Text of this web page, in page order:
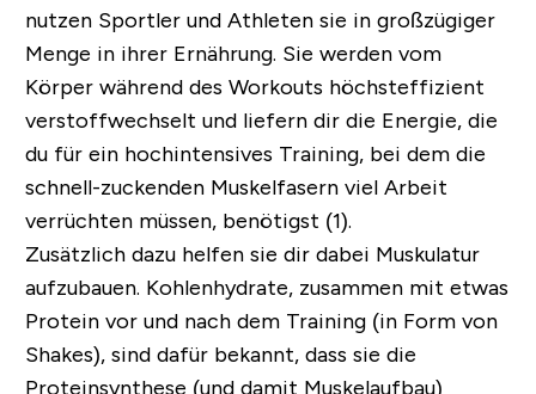
nutzen Sportler und Athleten sie in großzügiger
Menge in ihrer Ernährung. Sie werden vom
Körper während des Workouts höchsteffizient
verstoffwechselt und liefern dir die Energie, die
du für ein hochintensives Training, bei dem die
schnell-zuckenden Muskelfasern viel Arbeit
verrüchten müssen, benötigst (1).
Zusätzlich dazu helfen sie dir dabei Muskulatur
aufzubauen. Kohlenhydrate, zusammen mit etwas
Protein vor und nach dem Training (in Form von
Shakes), sind dafür bekannt, dass sie die
Proteinsynthese (und damit Muskelaufbau)